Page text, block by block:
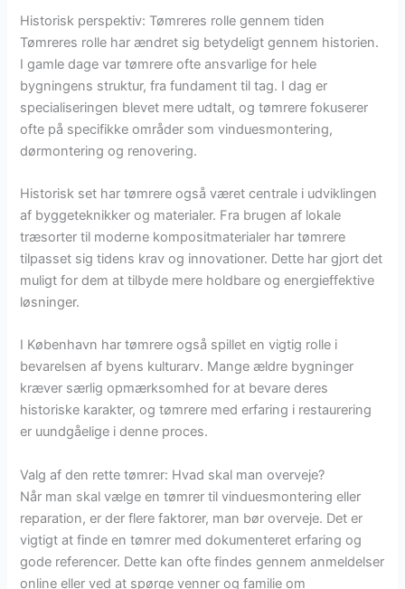
Historisk perspektiv: Tømreres rolle gennem tiden
Tømreres rolle har ændret sig betydeligt gennem historien.
I gamle dage var tømrere ofte ansvarlige for hele
bygningens struktur, fra fundament til tag. I dag er
specialiseringen blevet mere udtalt, og tømrere fokuserer
ofte på specifikke områder som vinduesmontering,
dørmontering og renovering.
Historisk set har tømrere også været centrale i udviklingen
af byggeteknikker og materialer. Fra brugen af lokale
træsorter til moderne kompositmaterialer har tømrere
tilpasset sig tidens krav og innovationer. Dette har gjort det
muligt for dem at tilbyde mere holdbare og energieffektive
løsninger.
I København har tømrere også spillet en vigtig rolle i
bevarelsen af byens kulturarv. Mange ældre bygninger
kræver særlig opmærksomhed for at bevare deres
historiske karakter, og tømrere med erfaring i restaurering
er uundgåelige i denne proces.
Valg af den rette tømrer: Hvad skal man overveje?
Når man skal vælge en tømrer til vinduesmontering eller
reparation, er der flere faktorer, man bør overveje. Det er
vigtigt at finde en tømrer med dokumenteret erfaring og
gode referencer. Dette kan ofte findes gennem anmeldelser
online eller ved at spørge venner og familie om